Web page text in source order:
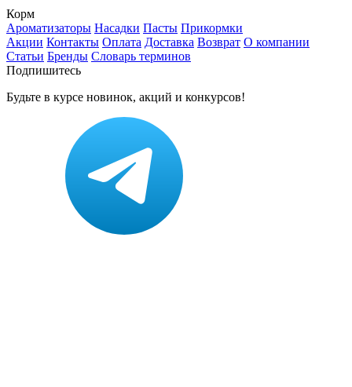
Корм
Ароматизаторы Насадки Пасты Прикормки
Акции Контакты Оплата Доставка Возврат О компании
Статьи Бренды Словарь терминов
Подпишитесь
Будьте в курсе новинок, акций и конкурсов!